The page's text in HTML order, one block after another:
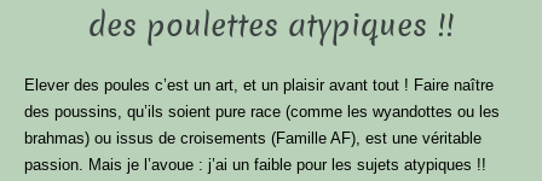
des poulettes atypiques !!
Elever des poules c’est un art, et un plaisir avant tout ! Faire naître
des poussins, qu’ils soient pure race (comme les wyandottes ou les
brahmas) ou issus de croisements (Famille AF), est une véritable
passion. Mais je l’avoue : j’ai un faible pour les sujets atypiques !!